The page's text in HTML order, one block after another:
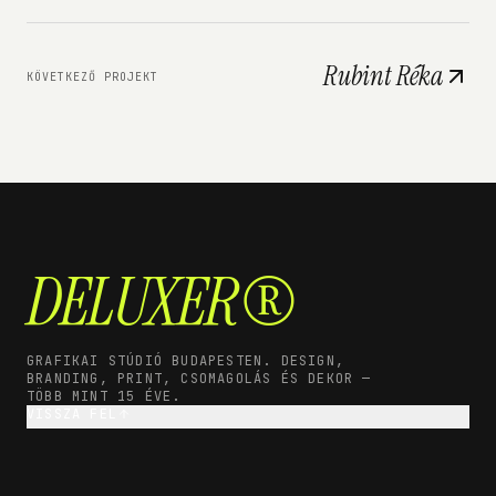
KÖVETKEZŐ PROJEKT Rubint Réka
DELUXER®
GRAFIKAI STÚDIÓ BUDAPESTEN. DESIGN,
BRANDING, PRINT, CSOMAGOLÁS ÉS DEKOR —
TÖBB MINT 15 ÉVE.